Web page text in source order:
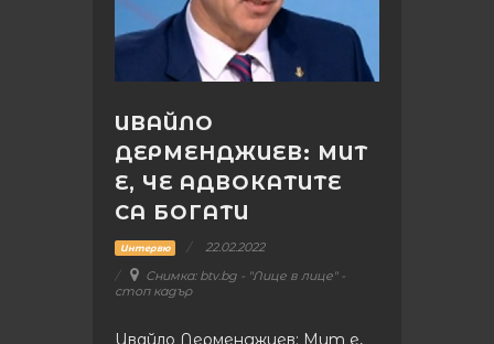
ИВАЙЛО
ДЕРМЕНДЖИЕВ: МИТ
Е, ЧЕ АДВОКАТИТЕ
СА БОГАТИ
Интервю
22.02.2022
Снимка: btv.bg - "Лице в лице" -
стоп кадър
Ивайло Дерменджиев: Мит е,